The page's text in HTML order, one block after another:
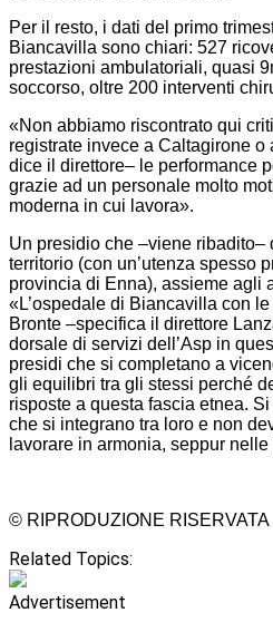
Per il resto, i dati del primo
Biancavilla sono chiari: 527
prestazioni ambulatoriali, quasi
soccorso, oltre 200 interventi
«Non abbiamo riscontrato qui
registrate invece a Caltagirone o
dice il direttore– le performance
grazie ad un personale molto
moderna in cui lavora».
Un presidio che –viene ribadito–
territorio (con un’utenza spesso
provincia di Enna), assieme agli
«L’ospedale di Biancavilla con
Bronte –specifica il direttore
dorsale di servizi dell’Asp in
presidi che si completano a
gli equilibri tra gli stessi perché
risposte a questa fascia etnea.
che si integrano tra loro e non
lavorare in armonia, seppur
© RIPRODUZIONE RISERVATA
Related Topics:
Advertisement